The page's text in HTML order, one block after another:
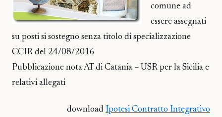
comune ad
essere assegnati
su posti si sostegno senza titolo di specializzazione
CCIR del 24/08/2016
Pubblicazione nota AT di Catania – USR per la Sicilia e
relativi allegati
download Ipotesi Contratto Integrativo